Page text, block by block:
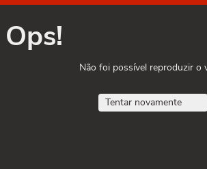
Ops!
Não foi possível reproduzir o
Tentar novamente